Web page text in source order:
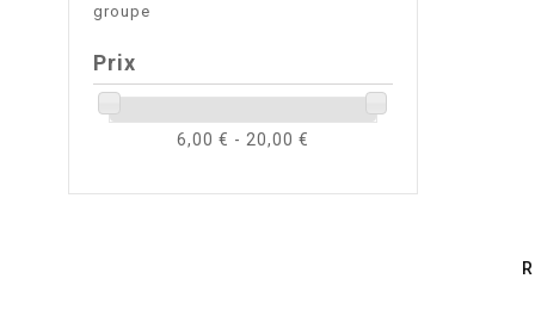
groupe
Prix
6,00 € - 20,00 €